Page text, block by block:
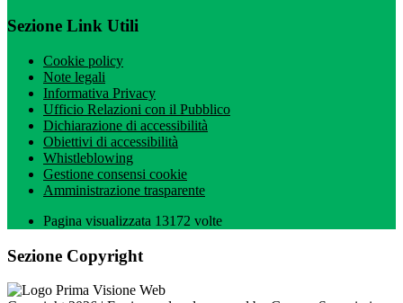
Sezione Link Utili
Cookie policy
Note legali
Informativa Privacy
Ufficio Relazioni con il Pubblico
Dichiarazione di accessibilità
Obiettivi di accessibilità
Whistleblowing
Gestione consensi cookie
Amministrazione trasparente
Pagina visualizzata 13172 volte
Sezione Copyright